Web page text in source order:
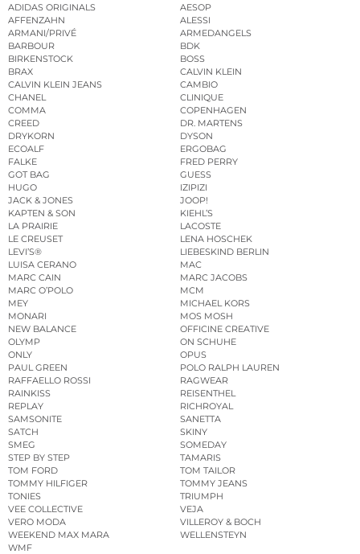
ADIDAS ORIGINALS
AESOP
AFFENZAHN
ALESSI
ARMANI/PRIVÉ
ARMEDANGELS
BARBOUR
BDK
BIRKENSTOCK
BOSS
BRAX
CALVIN KLEIN
CALVIN KLEIN JEANS
CAMBIO
CHANEL
CLINIQUE
COMMA
COPENHAGEN
CREED
DR. MARTENS
DRYKORN
DYSON
ECOALF
ERGOBAG
FALKE
FRED PERRY
GOT BAG
GUESS
HUGO
IZIPIZI
JACK & JONES
JOOP!
KAPTEN & SON
KIEHL’S
LA PRAIRIE
LACOSTE
LE CREUSET
LENA HOSCHEK
LEVI’S®
LIEBESKIND BERLIN
LUISA CERANO
MAC
MARC CAIN
MARC JACOBS
MARC O’POLO
MCM
MEY
MICHAEL KORS
MONARI
MOS MOSH
NEW BALANCE
OFFICINE CREATIVE
OLYMP
ON SCHUHE
ONLY
OPUS
PAUL GREEN
POLO RALPH LAUREN
RAFFAELLO ROSSI
RAGWEAR
RAINKISS
REISENTHEL
REPLAY
RICHROYAL
SAMSONITE
SANETTA
SATCH
SKINY
SMEG
SOMEDAY
STEP BY STEP
TAMARIS
TOM FORD
TOM TAILOR
TOMMY HILFIGER
TOMMY JEANS
TONIES
TRIUMPH
VEE COLLECTIVE
VEJA
VERO MODA
VILLEROY & BOCH
WEEKEND MAX MARA
WELLENSTEYN
WMF